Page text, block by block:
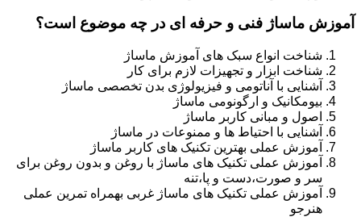
آموزش ماساژ فنی و حرفه ای در چه موضوع است؟
شناخت انواع سبک های آموزش ماساژ
شناخت ابزار و تجهیزات لازم برای کار
آشنایی با آناتومی و فیزیولوژی بدن تخصصی ماساژ
بیومکانیک و ارگونومی ماساژ
اصول و مبانی کاربر ماساژ
آشنایی با احتیاط ها و ممنوعات در ماساژ
آموزش عملی بهترین تکنیک های کاربر ماساژ
آموزش عملی تکنیک های ماساژ با روغن و بدون روغن برای
سر و صورت،دست و پا،تنه
آموزش عملی تکنیک های ماساژ غربی بهمراه تمرین عملی
هنرجو